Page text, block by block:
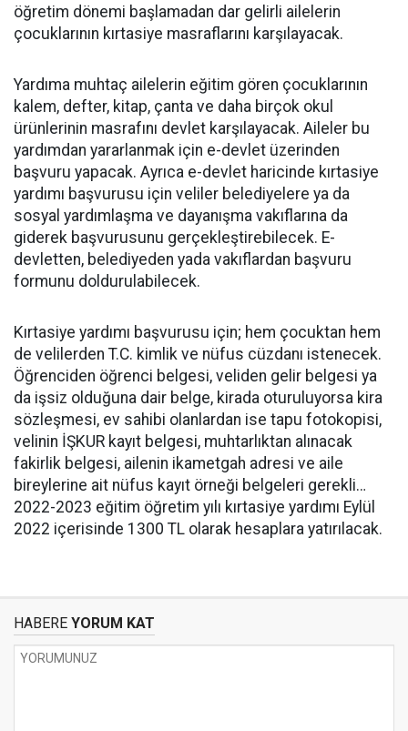
öğretim dönemi başlamadan dar gelirli ailelerin
çocuklarının kırtasiye masraflarını karşılayacak.
Yardıma muhtaç ailelerin eğitim gören çocuklarının
kalem, defter, kitap, çanta ve daha birçok okul
ürünlerinin masrafını devlet karşılayacak. Aileler bu
yardımdan yararlanmak için e-devlet üzerinden
başvuru yapacak. Ayrıca e-devlet haricinde kırtasiye
yardımı başvurusu için veliler belediyelere ya da
sosyal yardımlaşma ve dayanışma vakıflarına da
giderek başvurusunu gerçekleştirebilecek. E-
devletten, belediyeden yada vakıflardan başvuru
formunu doldurulabilecek.
Kırtasiye yardımı başvurusu için; hem çocuktan hem
de velilerden T.C. kimlik ve nüfus cüzdanı istenecek.
Öğrenciden öğrenci belgesi, veliden gelir belgesi ya
da işsiz olduğuna dair belge, kirada oturuluyorsa kira
sözleşmesi, ev sahibi olanlardan ise tapu fotokopisi,
velinin İŞKUR kayıt belgesi, muhtarlıktan alınacak
fakirlik belgesi, ailenin ikametgah adresi ve aile
bireylerine ait nüfus kayıt örneği belgeleri gerekli…
2022-2023 eğitim öğretim yılı kırtasiye yardımı Eylül
2022 içerisinde 1300 TL olarak hesaplara yatırılacak.
HABERE YORUM KAT